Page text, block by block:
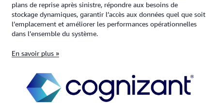
plans de reprise après sinistre, répondre aux besoins de
stockage dynamiques, garantir l’accès aux données quel que soit
l’emplacement et améliorer les performances opérationnelles
dans l’ensemble du système.
En savoir plus »